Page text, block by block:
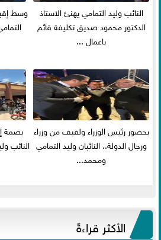
النائب وليد التمامي يهنئ الاستاذ
الدكتور محمود صديق تكليفة قائم
باعمال ...
وسط
بحضور رئيس الوزراء ولفيف من وزراء
ورجال الدولة.. النائبان وليد التمامي
ومحمد...
بصمة
النائب
الأكثر قراءةً